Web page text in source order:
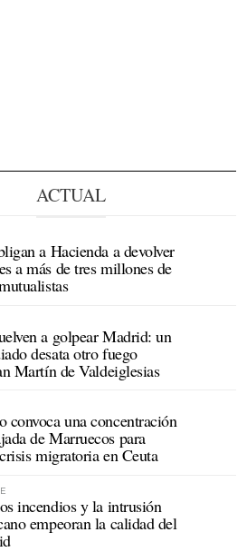
ACTUAL
a Hacienda a devolver
a más de tres millones de
a golpear Madrid: un
desata otro fuego
Martín de Valdeiglesias
convoca una concentración
de Marruecos para
migratoria en Ceuta
incendios y la intrusión
empeoran la calidad del